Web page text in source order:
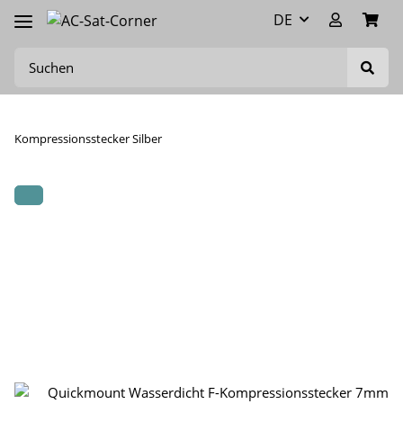
DE
Kompressionsstecker Silber